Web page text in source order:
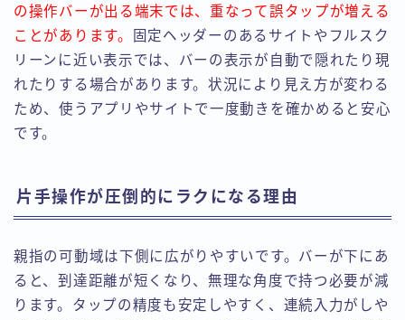
の操作バーが出る端末では、重なって誤タップが増える
ことがあります。
固定ヘッダーのあるサイトやフルスク
リーンに近い表示では、バーの表示が自動で隠れたり現
れたりする場合があります。状況により見え方が変わる
ため、使うアプリやサイトで一度動きを確かめると安心
です。
片手操作が圧倒的にラクになる理由
親指の可動域は下側に広がりやすいです。バーが下にあ
ると、到達距離が短くなり、無理な角度で持つ必要が減
ります。タップの精度も安定しやすく、連続入力がしや